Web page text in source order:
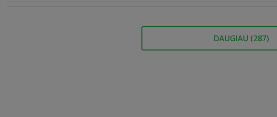
DAUGIAU (287)